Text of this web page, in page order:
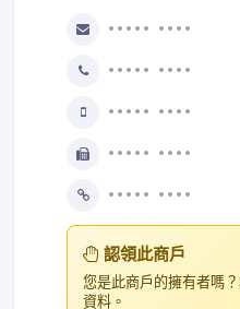
••••• ••••
••••• ••••
••••• ••••
••••• ••••
••••• ••••
認領此商戶
您是此商戶的擁有者嗎
資料。